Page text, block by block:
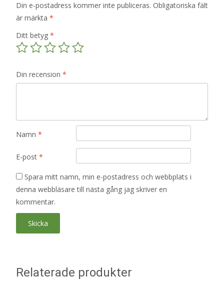
Din e-postadress kommer inte publiceras. Obligatoriska fält
är märkta *
Ditt betyg *
Din recension *
Namn *
E-post *
Spara mitt namn, min e-postadress och webbplats i
denna webbläsare till nästa gång jag skriver en
kommentar.
Relaterade produkter